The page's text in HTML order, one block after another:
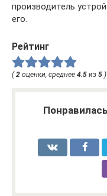
производитель
его.
Рейтинг
(2 оценки, среднее 4.5 из 5 )